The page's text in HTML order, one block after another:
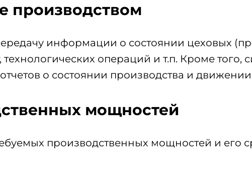
производством
информации о состоянии цеховых
операций и т.п. Кроме того,
о состоянии производства и
мощностей
производственных мощностей и его